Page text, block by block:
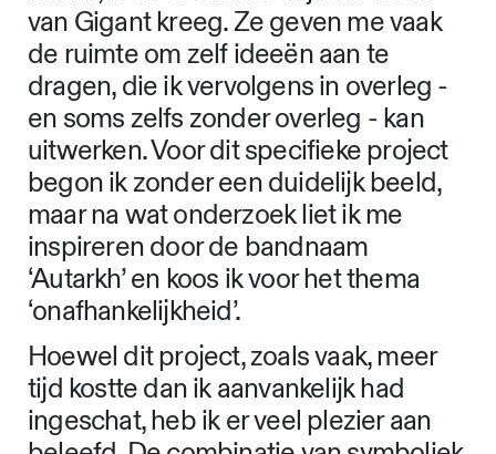
van Gigant kreeg. Ze geven me vaak
de ruimte om zelf ideeën aan te
dragen, die ik vervolgens in overleg -
en soms zelfs zonder overleg - kan
uitwerken. Voor dit specifieke project
begon ik zonder een duidelijk beeld,
maar na wat onderzoek liet ik me
inspireren door de bandnaam
‘Autarkh’ en koos ik voor het thema
‘onafhankelijkheid’.
Hoewel dit project, zoals vaak, meer
tijd kostte dan ik aanvankelijk had
ingeschat, heb ik er veel plezier aan